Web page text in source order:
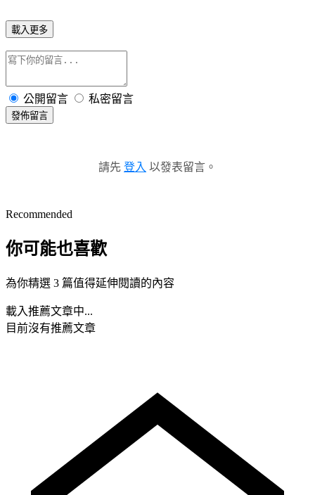
載入更多
公開留言 私密留言
發佈留言
請先 登入 以發表留言。
Recommended
你可能也喜歡
為你精選 3 篇值得延伸閱讀的內容
載入推薦文章中...
目前沒有推薦文章